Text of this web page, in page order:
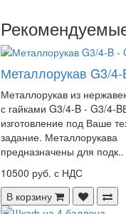
Металлорукав G3/
Металлорукав из
с гайками G3/4-B - G3/4-
изготовление под Ваше
задание. Металлорукава
предназначены для подк..
10500 руб. с НДС
В корзину